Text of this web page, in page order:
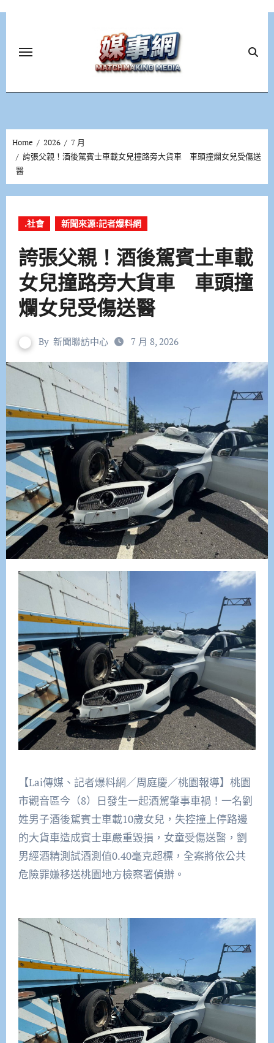
Home 2026
7 月
誇張父親！酒後駕賓士車載女兒撞路旁大貨車 車頭撞爛女兒受傷送
醫
.社會 新聞來源:記者爆料網
誇張父親！酒後駕賓士車載
女兒撞路旁大貨車 車頭撞
爛女兒受傷送醫
By 新聞聯訪中心 7 月 8, 2026
【Lai傳媒、記者爆料網／周庭慶／桃園報導】桃園
市觀音區今（8）日發生一起酒駕肇事車禍！一名劉
姓男子酒後駕賓士車載10歲女兒，失控撞上停路邊
的大貨車造成賓士車嚴重毀損，女童受傷送醫，劉
男經酒精測試酒測值0.40毫克超標，全案將依公共
危險罪嫌移送桃園地方檢察署偵辦。